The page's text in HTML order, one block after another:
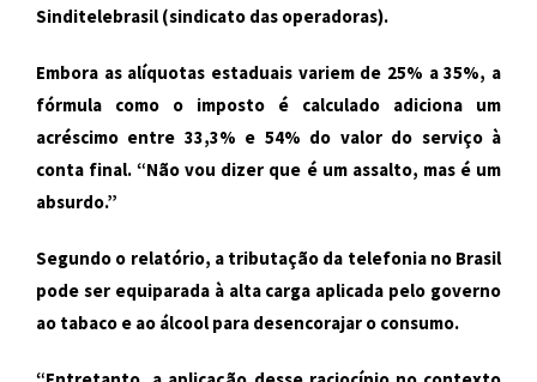
Sinditelebrasil (sindicato das operadoras).
Embora as alíquotas estaduais variem de 25% a 35%, a
fórmula como o imposto é calculado adiciona um
acréscimo entre 33,3% e 54% do valor do serviço à
conta final. “Não vou dizer que é um assalto, mas é um
absurdo.”
Segundo o relatório, a tributação da telefonia no Brasil
pode ser equiparada à alta carga aplicada pelo governo
ao tabaco e ao álcool para desencorajar o consumo.